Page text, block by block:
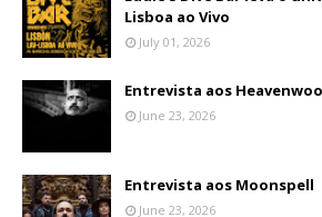
Lisboa ao Vivo
July 01, 2026
Entrevista aos
June 23, 2026
Entrevista aos Moonspell
June 23, 2026